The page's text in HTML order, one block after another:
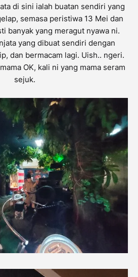
di sini ialah buatan sendiri yang
semasa peristiwa 13 Mei dan
banyak yang meragut nyawa ni.
yang dibuat sendiri dengan
dan bermacam lagi. Uish.. ngeri.
OK, kali ni yang mama seram
sejuk.